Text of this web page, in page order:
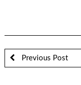
Previous Post